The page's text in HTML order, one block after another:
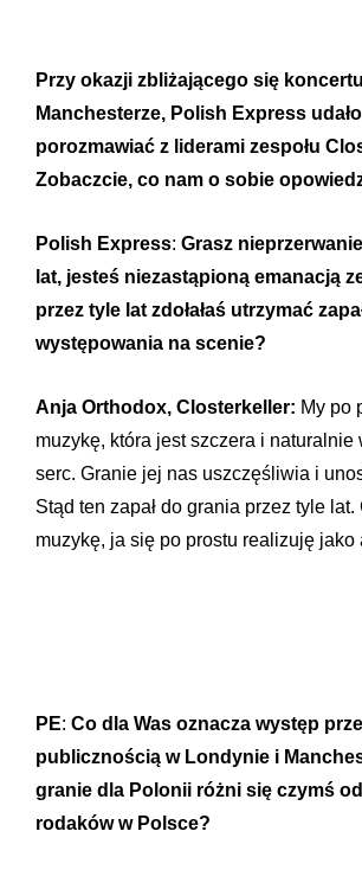
Przy okazji zbliżającego się
Manchesterze, Polish Express
porozmawiać z liderami zespołu
Zobaczcie, co nam o sobie
Polish Express: Grasz
lat, jesteś niezastąpioną emanacją
przez tyle lat zdołałaś utrzymać
występowania na scenie?
Anja Orthodox, Closterkeller: My po
muzykę, która jest szczera i naturalnie
serc. Granie jej nas uszczęśliwia i
Stąd ten zapał do grania przez tyle lat.
muzykę, ja się po prostu realizuję jako
PE: Co dla Was oznacza występ
publicznością w Londynie i
granie dla Polonii różni się czymś
rodaków w Polsce?